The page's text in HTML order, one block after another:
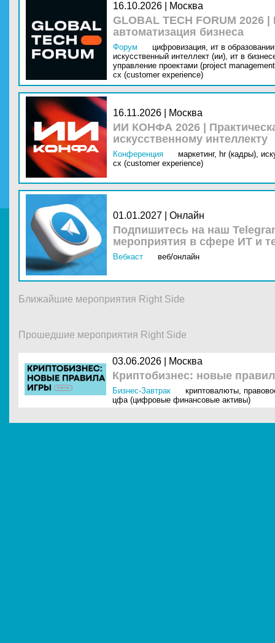
16.10.2026 | Москва
GLOBAL TECH FORUM
автоматизация бизнеса
Форум цифровизация, ит в
искусственный интеллект (ии), ит в
управление проектами (project
cx (customer experience)
16.11.2026 | Москва
ИИ КОНФА 2026 |
искусственному интеллекту
Конференция маркетинг, hr (кадры),
cx (customer experience)
01.01.2027 | Онлайн
Подпишитесь на наш
мероприятия в сфере ИТ и
Вебкаст веб/онлайн
Ближайшие мероприятия Right Side
Прошедшие мероприятия Right Side
03.06.2026 | Москва
Криптобизнес: новые
Бизнес-Завтрак криптовалюты,
цфа (цифровые финансовые активы)